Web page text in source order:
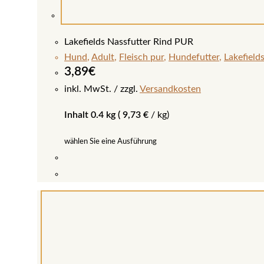
Lakefields Nassfutter Rind PUR
Hund, Adult, Fleisch pur, Hundefutter, Lakefields
3,89€
inkl. MwSt. zzgl. Versandkosten
Inhalt 0.4 kg ( 9,73 € / kg)
wählen Sie eine Ausführung
Produkt